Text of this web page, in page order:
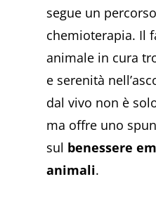
segue un
chemioterapia. Il
animale in cura
e serenità
dal vivo non è
ma offre uno
sul benessere
animali.